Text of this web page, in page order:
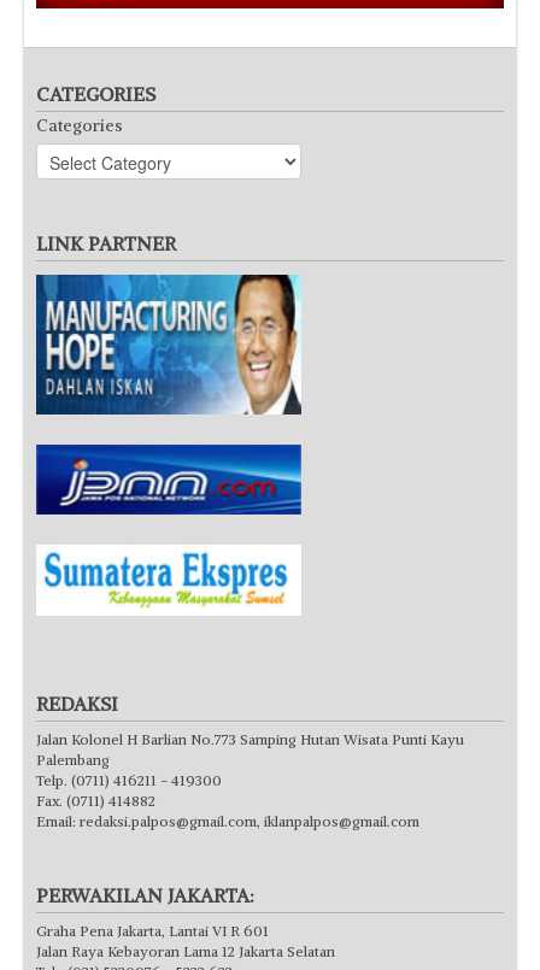
CATEGORIES
Categories
LINK PARTNER
REDAKSI
Jalan Kolonel H Barlian No.773 Samping Hutan Wisata Punti Kayu
Palembang
Telp. (0711) 416211 - 419300
Fax. (0711) 414882
Email: redaksi.palpos@gmail.com, iklanpalpos@gmail.com
PERWAKILAN JAKARTA:
Graha Pena Jakarta, Lantai VI R 601
Jalan Raya Kebayoran Lama 12 Jakarta Selatan